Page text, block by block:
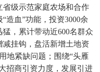
省级示范家庭农场和合作
造血”功能，投资3000余
，累计带动近600名群众
挂钩，盘活新增土地资
地紧缺问题；围绕“头雁
招商引资力度，发展引进